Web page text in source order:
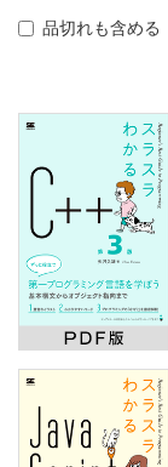
品切れも含める